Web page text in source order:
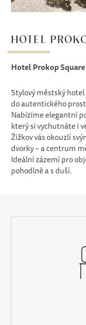
HOTEL
Hotel Prokop Square
Stylový městský
do autentického
Nabízíme elegantní
který si vychutnáte i
Žižkov vás okouzlí
dvorky – a centrum
Ideální zázemí pro
pohodlně a s duší.